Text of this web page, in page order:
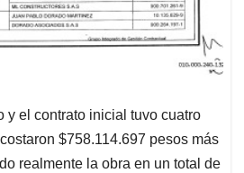
y el contrato inicial tuvo cuatro
$758.114.697 pesos más
realmente la obra en un total de